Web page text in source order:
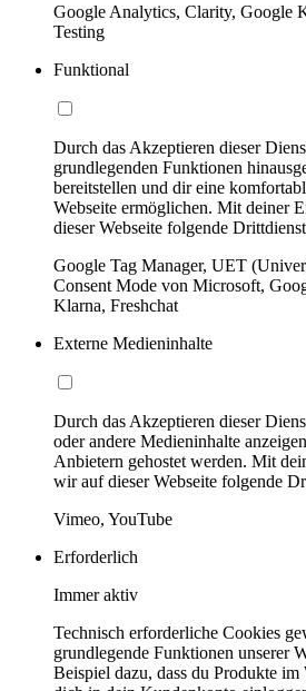
Google Analytics, Clarity, Google
Testing
Funktional
Durch das Akzeptieren dieser
grundlegenden Funktionen
bereitstellen und dir eine
Webseite ermöglichen. Mit deiner
dieser Webseite folgende
Google Tag Manager, UET
Consent Mode von Microsoft,
Klarna, Freshchat
Externe Medieninhalte
Durch das Akzeptieren dieser
oder andere Medieninhalte
Anbietern gehostet werden. Mit
wir auf dieser Webseite folgende
Vimeo, YouTube
Erforderlich
Immer aktiv
Technisch erforderliche Cookies
grundlegende Funktionen unserer
Beispiel dazu, dass du Produkte